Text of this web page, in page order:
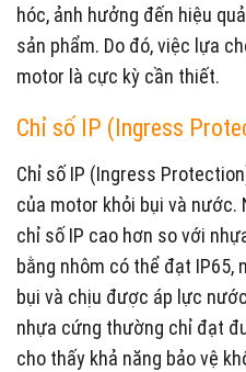
hóc, ảnh hưởng đến hiệu
sản phẩm. Do đó, việc lựa
motor là cực kỳ cần thiết.
Chỉ số IP (Ingress
Chỉ số IP (Ingress
của motor khỏi bụi và
chỉ số IP cao hơn so với
bằng nhôm có thể đạt IP65,
bụi và chịu được áp lực
nhựa cứng thường chỉ đạt
cho thấy khả năng bảo vệ